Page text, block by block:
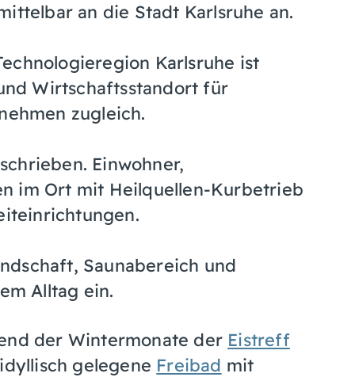
an die Stadt Karlsruhe an.
Karlsruhe ist
Wirtschaftsstandort für
zugleich.
Einwohner,
im Ort mit Heilquellen-Kurbetrieb
Saunabereich und
Alltag ein.
der Wintermonate der Eistreff
gelegene Freibad mit